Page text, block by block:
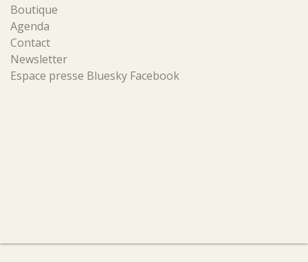
Boutique
Agenda
Contact
Newsletter
Espace presse Bluesky Facebook